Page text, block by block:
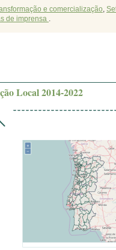
e comercialização,
de imprensa .
Local 2014-2022